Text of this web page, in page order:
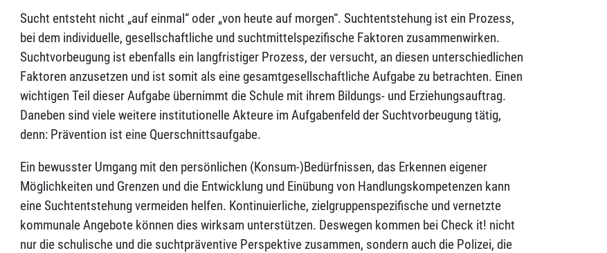
Sucht entsteht nicht „auf einmal“ oder „von heute auf morgen“. Suchtentstehung ist ein Prozess,
bei dem individuelle, gesellschaftliche und suchtmittelspezifische Faktoren zusammenwirken.
Suchtvorbeugung ist ebenfalls ein langfristiger Prozess, der versucht, an diesen unterschiedlichen
Faktoren anzusetzen und ist somit als eine gesamtgesellschaftliche Aufgabe zu betrachten. Einen
wichtigen Teil dieser Aufgabe übernimmt die Schule mit ihrem Bildungs- und Erziehungsauftrag.
Daneben sind viele weitere institutionelle Akteure im Aufgabenfeld der Suchtvorbeugung tätig,
denn: Prävention ist eine Querschnittsaufgabe.
Ein bewusster Umgang mit den persönlichen (Konsum-)Bedürfnissen, das Erkennen eigener
Möglichkeiten und Grenzen und die Entwicklung und Einübung von Handlungskompetenzen kann
eine Suchtentstehung vermeiden helfen. Kontinuierliche, zielgruppenspezifische und vernetzte
kommunale Angebote können dies wirksam unterstützen. Deswegen kommen bei Check it! nicht
nur die schulische und die suchtpräventive Perspektive zusammen, sondern auch die Polizei, die